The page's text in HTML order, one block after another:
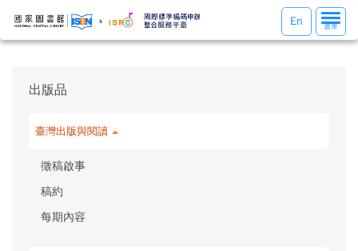
選
單
選單
En
出版品
臺灣出版與閱讀
徵稿啟事
稿約
每期內容